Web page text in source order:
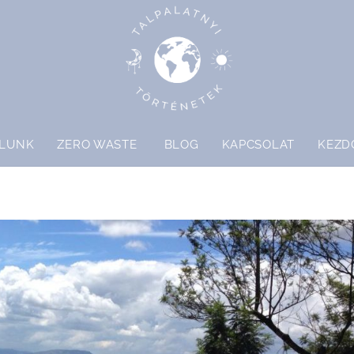
ZERO WASTE BLOG KAPCSOLAT